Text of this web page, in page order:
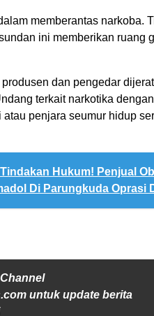
memberantas narkoba.
ini memberikan ruang
produsen dan pengedar
terkait narkotika
penjara seumur hidup
Hukum! Penjual
Di Parungkuda Oprasi
untuk update berita